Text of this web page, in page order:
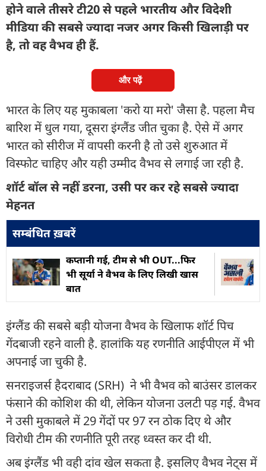
होने वाले तीसरे टी20 से पहले भारतीय और विदेशी
मीडिया की सबसे ज्यादा नजर अगर किसी खिलाड़ी पर
है, तो वह वैभव ही हैं.
और पढ़ें
भारत के लिए यह मुकाबला 'करो या मरो' जैसा है. पहला मैच
बारिश में धुल गया, दूसरा इंग्लैंड जीत चुका है. ऐसे में अगर
भारत को सीरीज में वापसी करनी है तो उसे शुरुआत में
विस्फोट चाहिए और यही उम्मीद वैभव से लगाई जा रही है.
शॉर्ट बॉल से नहीं डरना, उसी पर कर रहे सबसे ज्यादा
मेहनत
सम्बंधित ख़बरें
कप्तानी गई, टीम से भी OUT...फिर
भी सूर्या ने वैभव के लिए लिखी खास
बात
इंग्लैंड की सबसे बड़ी योजना वैभव के खिलाफ शॉर्ट पिच
गेंदबाजी रहने वाली है. हालांकि यह रणनीति आईपीएल में भी
अपनाई जा चुकी है.
सनराइजर्स हैदराबाद (SRH) ने भी वैभव को बाउंसर डालकर
फंसाने की कोशिश की थी, लेकिन योजना उलटी पड़ गई. वैभव
ने उसी मुकाबले में 29 गेंदों पर 97 रन ठोक दिए थे और
विरोधी टीम की रणनीति पूरी तरह ध्वस्त कर दी थी.
अब इंग्लैंड भी वही दांव खेल सकता है. इसलिए वैभव नेट्स में